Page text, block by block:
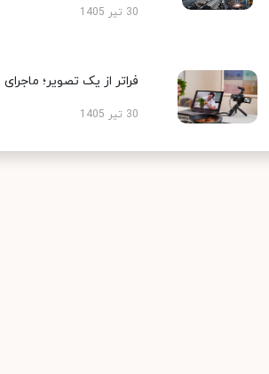
30 تیر 1405
فراتر از یک تصویر؛ ماجرای
30 تیر 1405